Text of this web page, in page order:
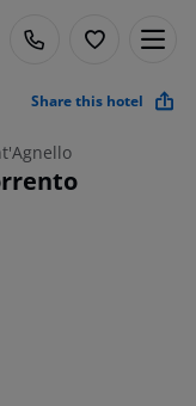
Share this hotel